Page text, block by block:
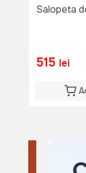
Salopeta
515 lei